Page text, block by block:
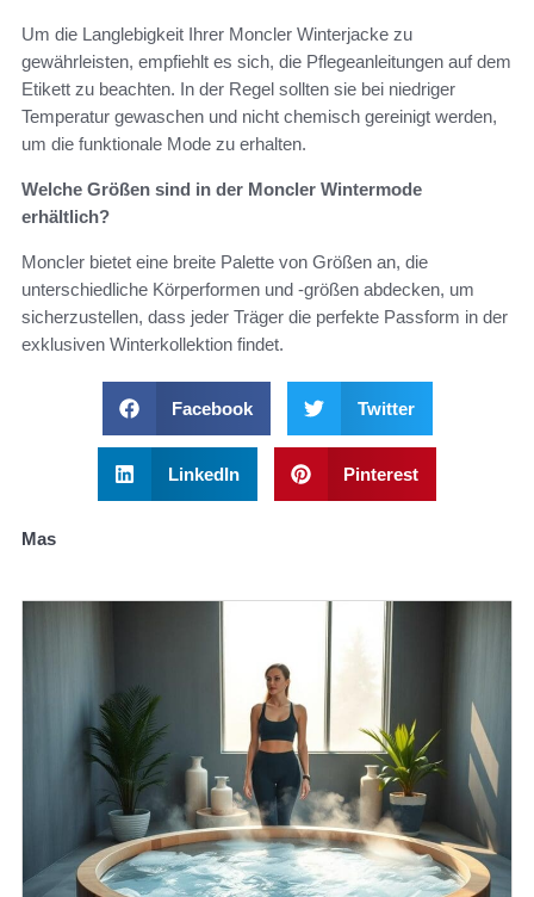
Um die Langlebigkeit Ihrer Moncler Winterjacke zu
gewährleisten, empfiehlt es sich, die Pflegeanleitungen auf dem
Etikett zu beachten. In der Regel sollten sie bei niedriger
Temperatur gewaschen und nicht chemisch gereinigt werden,
um die funktionale Mode zu erhalten.
Welche Größen sind in der Moncler Wintermode
erhältlich?
Moncler bietet eine breite Palette von Größen an, die
unterschiedliche Körperformen und -größen abdecken, um
sicherzustellen, dass jeder Träger die perfekte Passform in der
exklusiven Winterkollektion findet.
Facebook Twitter
LinkedIn Pinterest
Mas